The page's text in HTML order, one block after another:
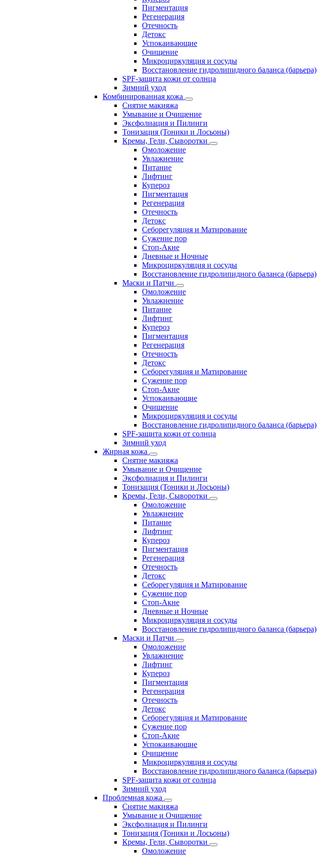
Пигментация
Регенерация
Отечность
Детокс
Успокаивающие
Очищение
Микроциркуляция и сосуды
Восстановление гидролипидного баланса (барьера)
SPF-защита кожи от солнца
Зимний уход
Комбинированная кожа
Снятие макияжа
Умывание и Очищение
Эксфолиация и Пилинги
Тонизация (Тоники и Лосьоны)
Кремы, Гели, Сыворотки
Омоложение
Увлажнение
Питание
Лифтинг
Купероз
Пигментация
Регенерация
Отечность
Детокс
Себорегуляция и Матирование
Сужение пор
Стоп-Акне
Дневные и Ночные
Микроциркуляция и сосуды
Восстановление гидролипидного баланса (барьера)
Маски и Патчи
Омоложение
Увлажнение
Питание
Лифтинг
Купероз
Пигментация
Регенерация
Отечность
Детокс
Себорегуляция и Матирование
Сужение пор
Стоп-Акне
Успокаивающие
Очищение
Микроциркуляция и сосуды
Восстановление гидролипидного баланса (барьера)
SPF-защита кожи от солнца
Зимний уход
Жирная кожа
Снятие макияжа
Умывание и Очищение
Эксфолиация и Пилинги
Тонизация (Тоники и Лосьоны)
Кремы, Гели, Сыворотки
Омоложение
Увлажнение
Питание
Лифтинг
Купероз
Пигментация
Регенерация
Отечность
Детокс
Себорегуляция и Матирование
Сужение пор
Стоп-Акне
Дневные и Ночные
Микроциркуляция и сосуды
Восстановление гидролипидного баланса (барьера)
Маски и Патчи
Омоложение
Увлажнение
Лифтинг
Купероз
Пигментация
Регенерация
Отечность
Детокс
Себорегуляция и Матирование
Сужение пор
Стоп-Акне
Успокаивающие
Очищение
Микроциркуляция и сосуды
Восстановление гидролипидного баланса (барьера)
SPF-защита кожи от солнца
Зимний уход
Проблемная кожа
Снятие макияжа
Умывание и Очищение
Эксфолиация и Пилинги
Тонизация (Тоники и Лосьоны)
Кремы, Гели, Сыворотки
Омоложение